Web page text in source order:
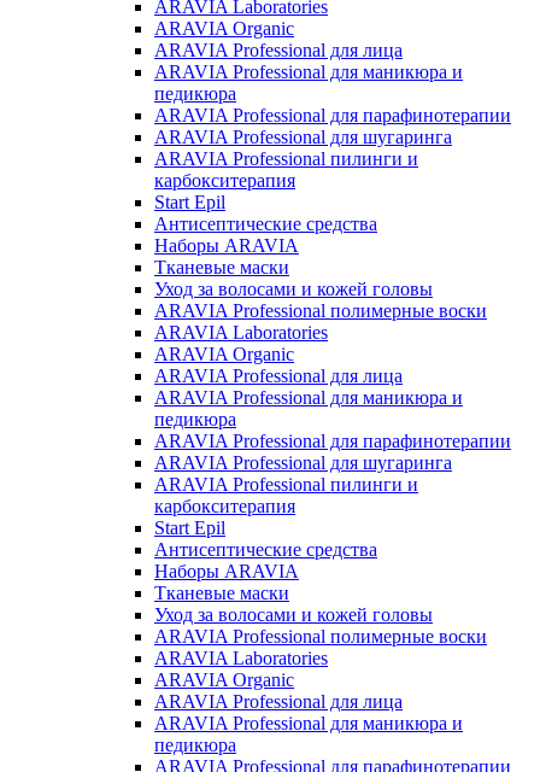
ARAVIA Laboratories
ARAVIA Organic
ARAVIA Professional для лица
ARAVIA Professional для маникюра и
педикюра
ARAVIA Professional для парафинотерапии
ARAVIA Professional для шугаринга
ARAVIA Professional пилинги и
карбокситерапия
Start Epil
Антисептические средства
Наборы ARAVIA
Тканевые маски
Уход за волосами и кожей головы
ARAVIA Professional полимерные воски
ARAVIA Laboratories
ARAVIA Organic
ARAVIA Professional для лица
ARAVIA Professional для маникюра и
педикюра
ARAVIA Professional для парафинотерапии
ARAVIA Professional для шугаринга
ARAVIA Professional пилинги и
карбокситерапия
Start Epil
Антисептические средства
Наборы ARAVIA
Тканевые маски
Уход за волосами и кожей головы
ARAVIA Professional полимерные воски
ARAVIA Laboratories
ARAVIA Organic
ARAVIA Professional для лица
ARAVIA Professional для маникюра и
педикюра
ARAVIA Professional для парафинотерапии